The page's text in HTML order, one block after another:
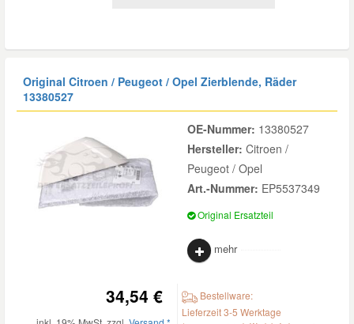
Original Citroen / Peugeot / Opel Zierblende, Räder
13380527
OE-Nummer: 13380527
Hersteller: Citroen /
Peugeot / Opel
Art.-Nummer: EP5537349
Original Ersatzteil
mehr
34,54 €
Bestellware:
Lieferzeit 3-5 Werktage